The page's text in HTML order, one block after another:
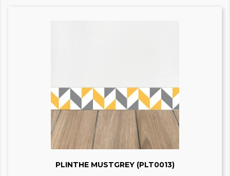
PLINTHE MUSTGREY (PLT0013)